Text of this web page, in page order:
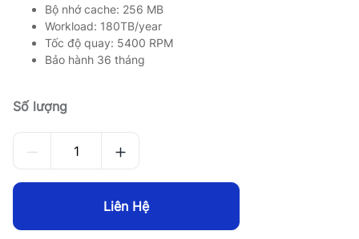
Bộ nhớ cache: 256 MB
Workload: 180TB/year
Tốc độ quay: 5400 RPM
Bảo hành 36 tháng
Số lượng
Liên Hệ